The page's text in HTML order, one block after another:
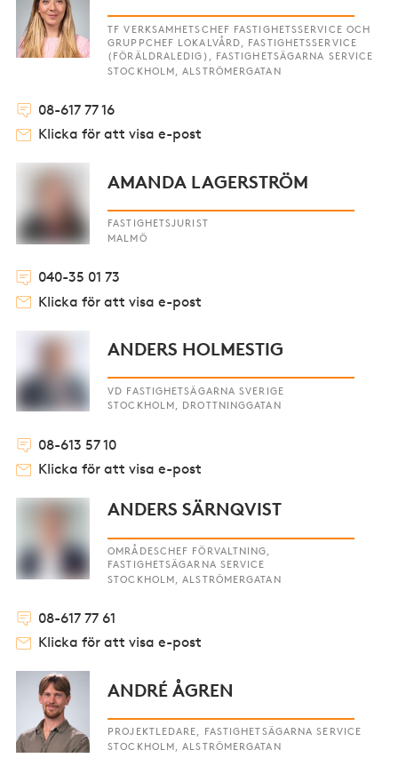
TF VERKSAMHETSCHEF FASTIGHETSSERVICE OCH
GRUPPCHEF LOKALVÅRD, FASTIGHETSSERVICE
(FÖRÄLDRALEDIG), FASTIGHETSÄGARNA SERVICE
STOCKHOLM, ALSTRÖMERGATAN
08-617 77 16
Klicka för att visa e-post
AMANDA LAGERSTRÖM
FASTIGHETSJURIST
MALMÖ
040-35 01 73
Klicka för att visa e-post
ANDERS HOLMESTIG
VD FASTIGHETSÄGARNA SVERIGE
STOCKHOLM, DROTTNINGGATAN
08-613 57 10
Klicka för att visa e-post
ANDERS SÄRNQVIST
OMRÅDESCHEF FÖRVALTNING,
FASTIGHETSÄGARNA SERVICE
STOCKHOLM, ALSTRÖMERGATAN
08-617 77 61
Klicka för att visa e-post
ANDRÉ ÅGREN
PROJEKTLEDARE, FASTIGHETSÄGARNA SERVICE
STOCKHOLM, ALSTRÖMERGATAN